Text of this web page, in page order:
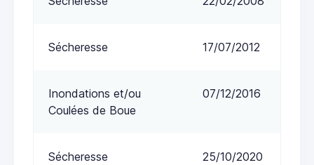
Sécheresse 17/07/2012
Inondations et/ou
Coulées de Boue
07/12/2016
Sécheresse 25/10/2020